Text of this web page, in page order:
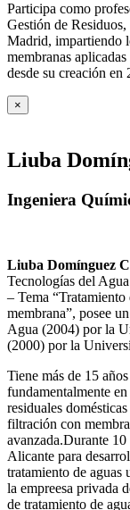
Participa como
Gestión de
Madrid, impartiendo
membranas
desde su creación en
×
Liuba
Ingeniera
Liuba Domínguez
Tecnologías del
– Tema “Tratamiento
membrana”, posee
Agua (2004) por la
(2000) por la
Tiene más de 15
fundamentalmente
residuales
filtración con
avanzada.Durante
Alicante para
tratamiento de aguas
la empreesa privada
de tratamiento de